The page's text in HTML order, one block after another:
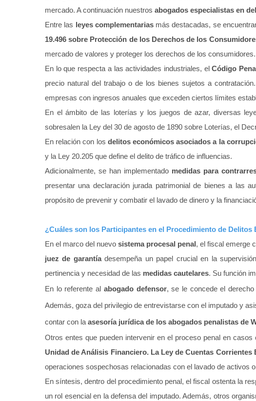
mercado. A continuación nuestros abogados especialistas en
Entre las leyes complementariasmás destacadas, se
19.496 sobre Protección de los Derechos de los
mercado de valores y proteger los derechos de los consumidores.
En lo que respecta a las actividades industriales, elCódigo
precio natural del trabajo o de los bienes sujetos a
empresas con ingresos anuales que exceden ciertos límites
En el ámbito de las loterías y los juegos de azar, diversas
sobresalen la Ley del 30 de agosto de 1890 sobre Loterías, el
En relación con los delitos económicos asociados a la
y la Ley 20.205 que define el delito de tráfico de influencias.
Adicionalmente, se han implementado medidas para
presentar una declaración jurada patrimonial de bienes a las
propósito de prevenir y combatir el lavado de dinero y la
¿Cuáles son los Participantes en el Procedimiento de Delitos
En el marco del nuevo sistema procesal penal, el fiscal emerge
juez de garantíadesempeña un papel crucial en la
pertinencia y necesidad de las medidas cautelares. Su función
En lo referente al abogado defensor, se le concede el
Además, goza del privilegio de entrevistarse con el imputado y
contar con la asesoría jurídica de los abogados penalistas de
Otros entes que pueden intervenir en el proceso penal en
Unidad de Análisis Financiero. La Ley de Cuentas Corrientes
operaciones sospechosas relacionadas con el lavado de activos
En síntesis, dentro del procedimiento penal, el fiscal ostenta la
un rol esencial en la defensa del imputado. Además, otros